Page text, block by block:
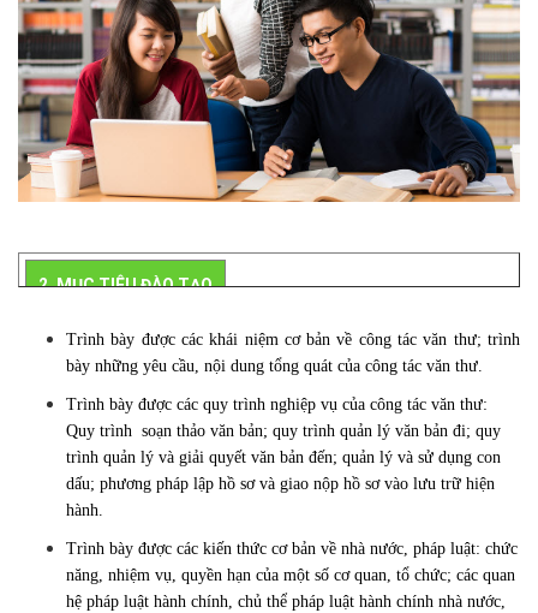
2. MỤC TIÊU ĐÀO TẠO
Trình bày được các khái niệm cơ bản về công tác văn thư; trình
bày những yêu cầu, nội dung tổng quát của công tác văn thư.
Trình bày được các quy trình nghiệp vụ của công tác văn thư:
Quy trình soạn thảo văn bản; quy trình quản lý văn bản đi; quy
trình quản lý và giải quyết văn bản đến; quản lý và sử dụng con
dấu; phương pháp lập hồ sơ và giao nộp hồ sơ vào lưu trữ hiện
hành.
Trình bày được các kiến thức cơ bản về nhà nước, pháp luật: chức
năng, nhiệm vụ, quyền hạn của một số cơ quan, tổ chức; các quan
hệ pháp luật hành chính, chủ thể pháp luật hành chính nhà nước,